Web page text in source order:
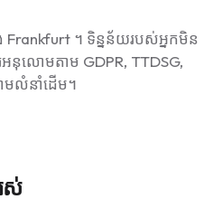
។ ទិន្នន័យរបស់អ្នកមិន
នុលោមតាម GDPR, TTDSG,
លំនាំដើម។
ស់